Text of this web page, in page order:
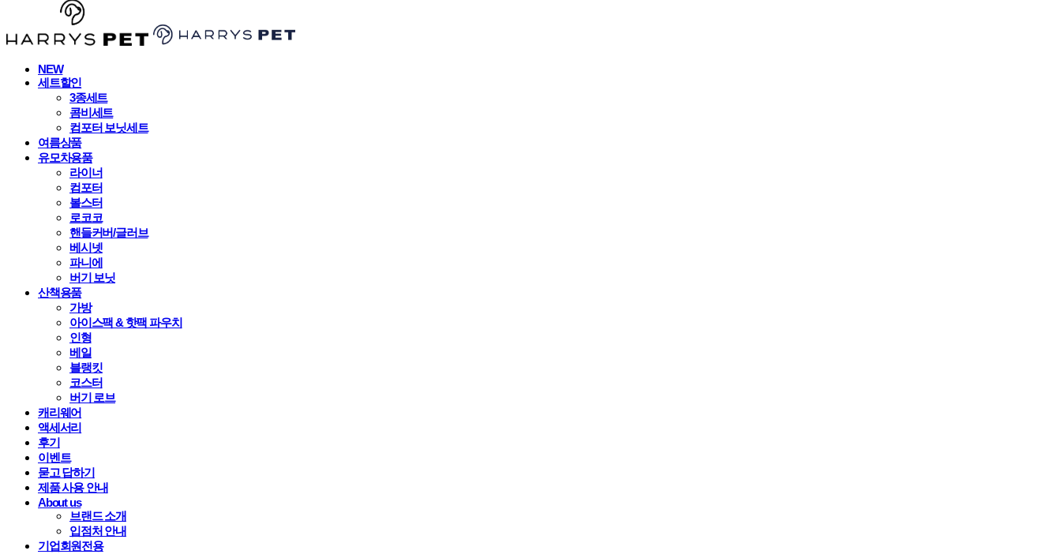
NEW
세트할인
3종세트
콤비세트
컴포터 보닛세트
여름상품
유모차용품
라이너
컴포터
볼스터
로코코
핸들커버/글러브
베시넷
파니에
버기 보닛
산책용품
가방
아이스팩 & 핫팩 파우치
인형
베일
블랭킷
코스터
버기 로브
캐리웨어
액세서리
후기
이벤트
묻고 답하기
제품 사용 안내
About us
브랜드 소개
입점처 안내
기업회원전용